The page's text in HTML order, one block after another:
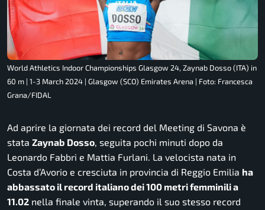
World Athletics Indoor Championships Glasgow 24, Zaynab Dosso (ITA) in
60 m | 1-3 March 2024 | Glasgow (SCO) Emirates Arena | Foto: Francesca
Grana/FIDAL
Ad aprire la giornata dei record del Meeting di Savona è
stata Zaynab Dosso, seguita pochi minuti dopo da
Leonardo Fabbri e Mattia Furlani. La velocista nata in
Costa d’Avorio e cresciuta in provincia di Reggio Emilia ha
abbassato il record italiano dei 100 metri femminili a
11.02 nella finale vinta, superando il suo stesso record